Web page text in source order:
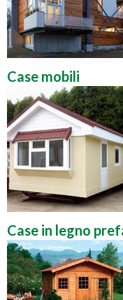
Case mobili
Case in legno